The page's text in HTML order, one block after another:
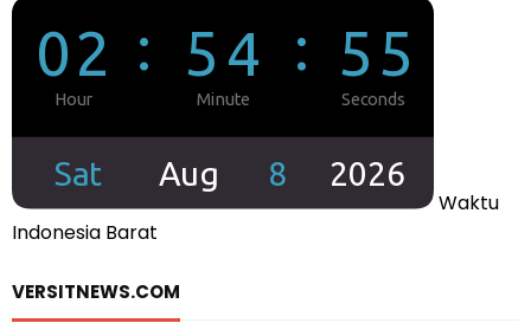
Waktu
Indonesia Barat
VERSITNEWS.COM